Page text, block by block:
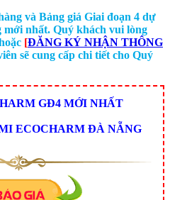
và Bảng giá Giai đoạn 4 dự
nhất. Quý khách vui lòng
[ĐĂNG KÝ NHẬN THÔNG
sẽ cung cấp chi tiết cho Quý
GĐ4 MỚI NHẤT
ECOCHARM ĐÀ NẴNG